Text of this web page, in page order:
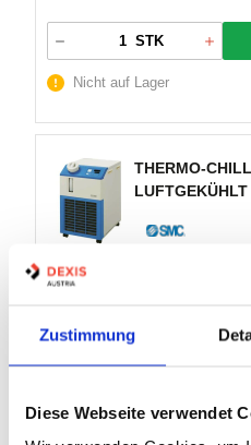
Zustimmung
Diese Webseite verwendet
STK
Nicht auf Lager
THERMO-
Artikel Nr.:
Herst.: HRS040-AF-20-T
Bezeichnung: HRS040-AF-20-T
STK